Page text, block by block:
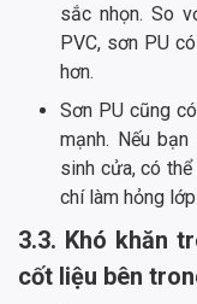
sắc nhọn. So
PVC, sơn PU
hơn.
Sơn PU cũng
mạnh. Nếu
sinh cửa, có
chí làm hỏng
3.3. Khó khăn
cốt liệu bên